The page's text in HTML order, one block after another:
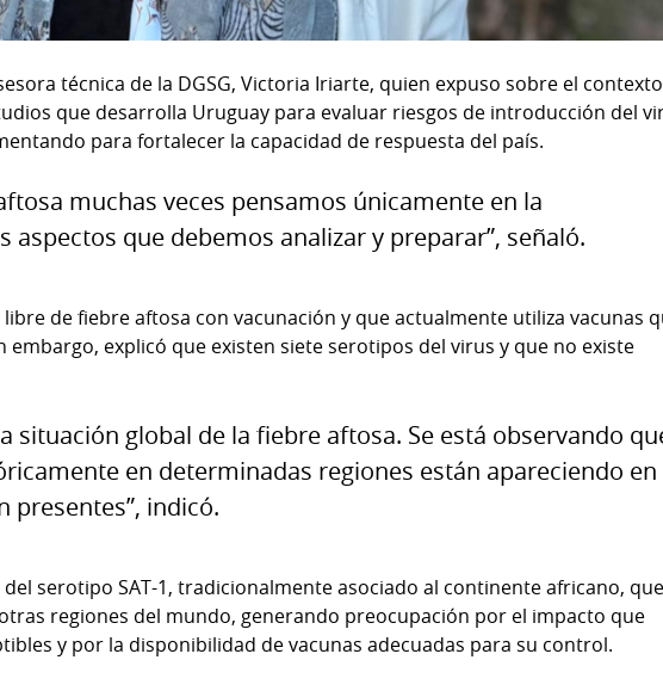
técnica de la DGSG, Victoria Iriarte, quien expuso sobre el contexto
que desarrolla Uruguay para evaluar riesgos de introducción del
para fortalecer la capacidad de respuesta del país.
muchas veces pensamos únicamente en la
que debemos analizar y preparar”, señaló.
de fiebre aftosa con vacunación y que actualmente utiliza vacunas
embargo, explicó que existen siete serotipos del virus y que no existe
situación global de la fiebre aftosa. Se está observando
en determinadas regiones están apareciendo en
presentes”, indicó.
serotipo SAT-1, tradicionalmente asociado al continente africano,
regiones del mundo, generando preocupación por el impacto que
y por la disponibilidad de vacunas adecuadas para su control.